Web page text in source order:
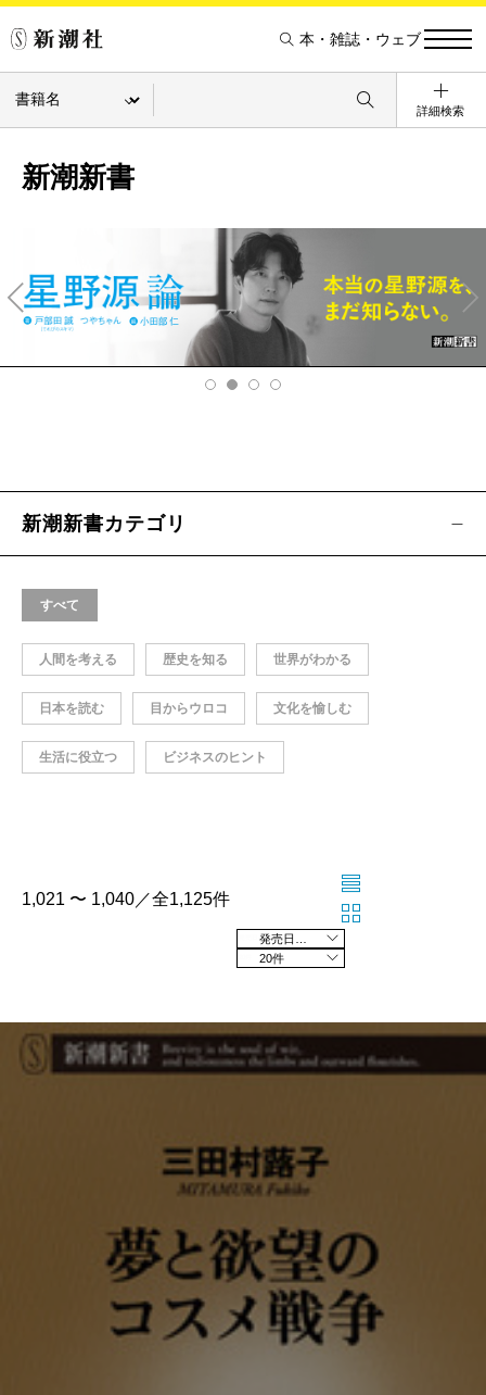
本・雑誌・ウェブ
詳細検索
新潮新書
v
Ne
xt
新潮新書カテゴリ
すべて
人間を考える 歴史を知る 世界がわかる
日本を読む 目からウロコ 文化を愉しむ
生活に役立つ ビジネスのヒント
1,021 〜 1,040／全1,125件
20件